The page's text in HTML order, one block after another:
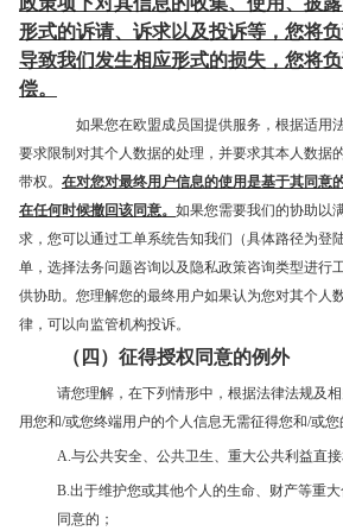
形式的诉请、诉求以及投诉等，您将
导致我们发生相应形式的损失，您将
偿。
如果您在欧盟成员国提供服务，根据适用法
要求限制对其个人数据的处理，并要求其本人数据
带权。 在对您对最终用户信息的使用是基于其同意
在任何时候撤回该同意。 如果您需要我们的协助以
求，您可以通过工单系统告知我们（具体路径为登
单，选择法务问题咨询以及隐私政策咨询类型进行
供协助。您理解您的最终用户如果认为您对其个人
律，可以向监管机构投诉。
（四）征得授权同意的例外
请您理解，在下列情形中，根据法律法规及
用您和/或您终端用户的个人信息无需征得您和/或您
A.与公共安全、公共卫生、重大公共利益直接
B.出于维护您或其他个人的生命、财产等重
同意的；